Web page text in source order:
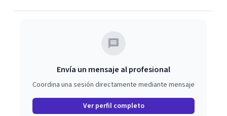
Envía un mensaje al profesional
Coordina una sesión directamente mediante mensaje
Ver perfil completo